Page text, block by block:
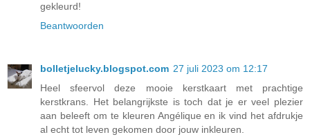
gekleurd!
Beantwoorden
bolletjelucky.blogspot.com 27 juli 2023 om 12:17
Heel sfeervol deze mooie kerstkaart met prachtige
kerstkrans. Het belangrijkste is toch dat je er veel plezier
aan beleeft om te kleuren Angélique en ik vind het afdrukje
al echt tot leven gekomen door jouw inkleuren.